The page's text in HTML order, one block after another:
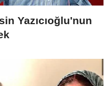
Yazıcıoğlu'nun